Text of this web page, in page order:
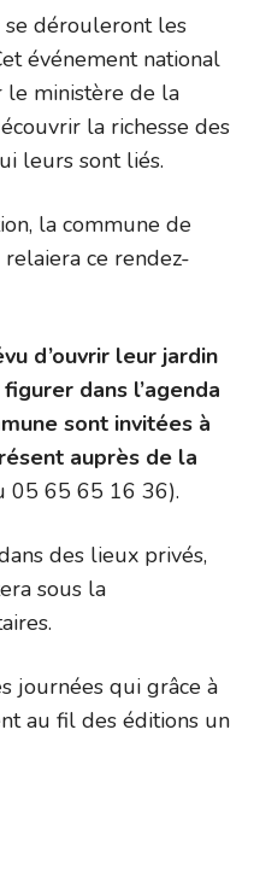
se dérouleront les
événement national
le ministère de la
la richesse des
leurs sont liés.
la commune de
ce rendez-
d’ouvrir leur jardin
dans l’agenda
sont invitées à
auprès de la
05 65 65 16 36).
des lieux privés,
sous la
journées qui grâce à
au fil des éditions un